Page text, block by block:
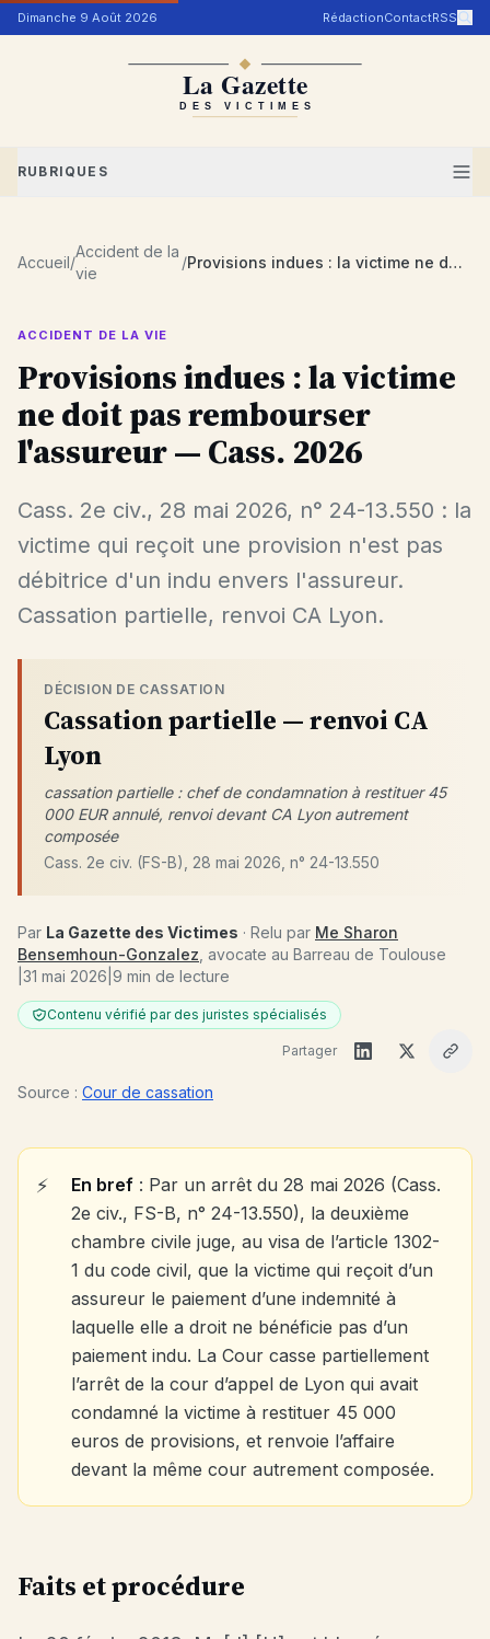
Aller au contenu
Dimanche 9 Août 2026 RédactionContactRSS
RUBRIQUES
Accueil/
Accident de la
vie
/ Provisions indues : la victime ne doit pas rembourser l'assureur — Cass. 2026
ACCIDENT DE LA VIE
Provisions indues : la victime
ne doit pas rembourser
l'assureur — Cass. 2026
Cass. 2e civ., 28 mai 2026, n° 24-13.550 : la
victime qui reçoit une provision n'est pas
débitrice d'un indu envers l'assureur.
Cassation partielle, renvoi CA Lyon.
DÉCISION DE CASSATION
Cassation partielle — renvoi CA
Lyon
cassation partielle : chef de condamnation à restituer 45
000 EUR annulé, renvoi devant CA Lyon autrement
composée
Cass. 2e civ. (FS-B), 28 mai 2026, n° 24-13.550
Par La Gazette des Victimes · Relu par Me Sharon
Bensemhoun-Gonzalez , avocate au Barreau de Toulouse
31 mai 2026 9 min de lecture
Contenu vérifié par des juristes spécialisés
Partager
Source : Cour de cassation
En bref : Par un arrêt du 28 mai 2026 (Cass.
2e civ., FS-B, n° 24-13.550), la deuxième
chambre civile juge, au visa de l’article 1302-
1 du code civil, que la victime qui reçoit d’un
assureur le paiement d’une indemnité à
laquelle elle a droit ne bénéficie pas d’un
paiement indu. La Cour casse partiellement
l’arrêt de la cour d’appel de Lyon qui avait
condamné la victime à restituer 45 000
euros de provisions, et renvoie l’affaire
devant la même cour autrement composée.
Faits et procédure